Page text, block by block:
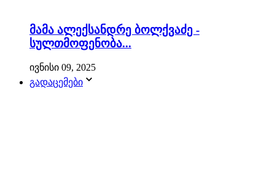
მამა ალექსანდრე ბოლქვაძე -
სულთმოფენობა...
ივნისი 09, 2025
გადაცემები